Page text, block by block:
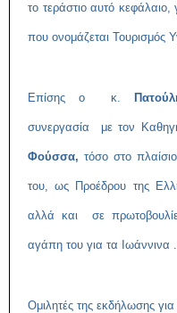
το τεράστιο αυτό
που ονομάζεται Τουρισμός
Επίσης ο κ.
συνεργασία με τον
Φούσσα, τόσο στο
του, ως Προέδρου της
αλλά και σε
αγάπη του για τα Ιωάννινα .
Ομιλητές της εκδήλωσης